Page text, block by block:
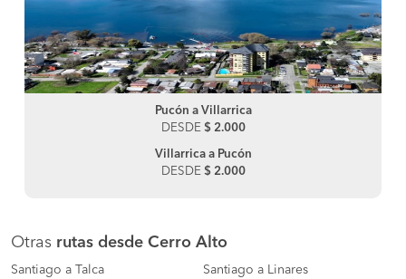
Pucón a Villarrica
DESDE $ 2.000
Villarrica a Pucón
DESDE $ 2.000
Otras rutas desde Cerro Alto
Santiago a Talca Santiago a Linares